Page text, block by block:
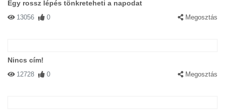
Egy rossz lépés tönkreteheti a napodat
13056 0 Megosztás
Nincs cím!
12728 0 Megosztás